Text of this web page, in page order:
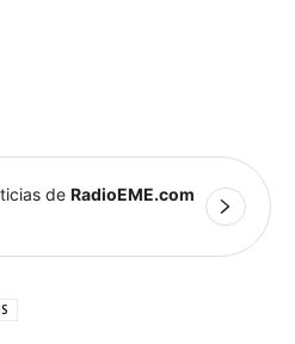
de RadioEME.com